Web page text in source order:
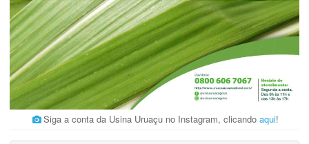
Siga a conta da Usina Uruaçu no Instagram, clicando aqui!